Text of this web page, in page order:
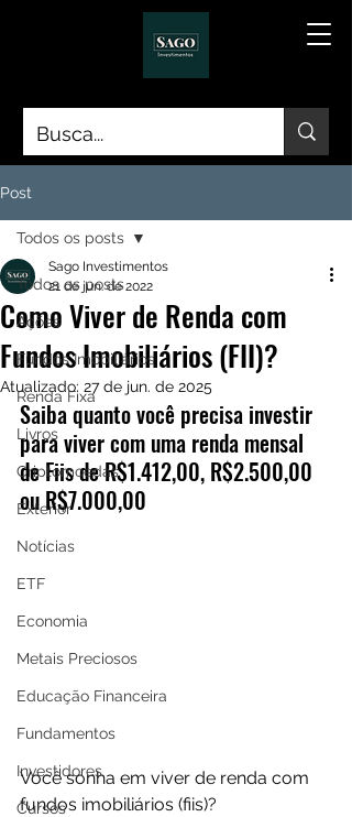
Post
Todos os posts
Ações
Fundos Imobiliários
Renda Fixa
Livros
Criptomoedas
Exterior
Notícias
ETF
Economia
Metais Preciosos
Educação Financeira
Fundamentos
Investidores
Cursos
Todos os posts
Como Viver de Renda com
Fundos Imobiliários (FII)?
Sago Investimentos
21 de jun. de 2022
Atualizado: 27 de jun. de 2025
Saiba quanto você precisa investir
para viver com uma renda mensal
de Fiis de R$1.412,00, R$2.500,00
ou R$7.000,00
Você sonha em viver de renda com
fundos imobiliários (fiis)?